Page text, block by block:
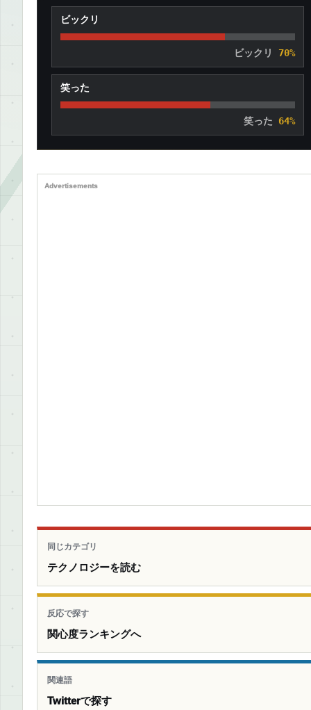
ビックリ
ビックリ 70%
笑った
笑った 64%
Advertisements
同じカテゴリ
テクノロジーを読む
反応で探す
関心度ランキングへ
関連語
Twitterで探す